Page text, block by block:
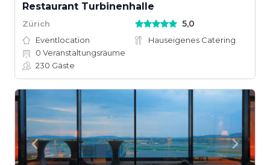
Restaurant Turbinenhalle
Zürich 5,0
Eventlocation
Hauseigenes Catering
0 Veranstaltungsräume
230 Gäste